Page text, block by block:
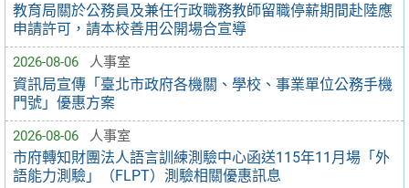
教育局關於公務員及兼任行政職務教師留職停薪期間赴陸應
申請許可，請本校善用公開場合宣導
2026-08-06 人事室
資訊局宣傳「臺北市政府各機關、學校、事業單位公務手機
門號」優惠方案
2026-08-06 人事室
市府轉知財團法人語言訓練測驗中心函送115年11月場「外
語能力測驗」（FLPT）測驗相關優惠訊息